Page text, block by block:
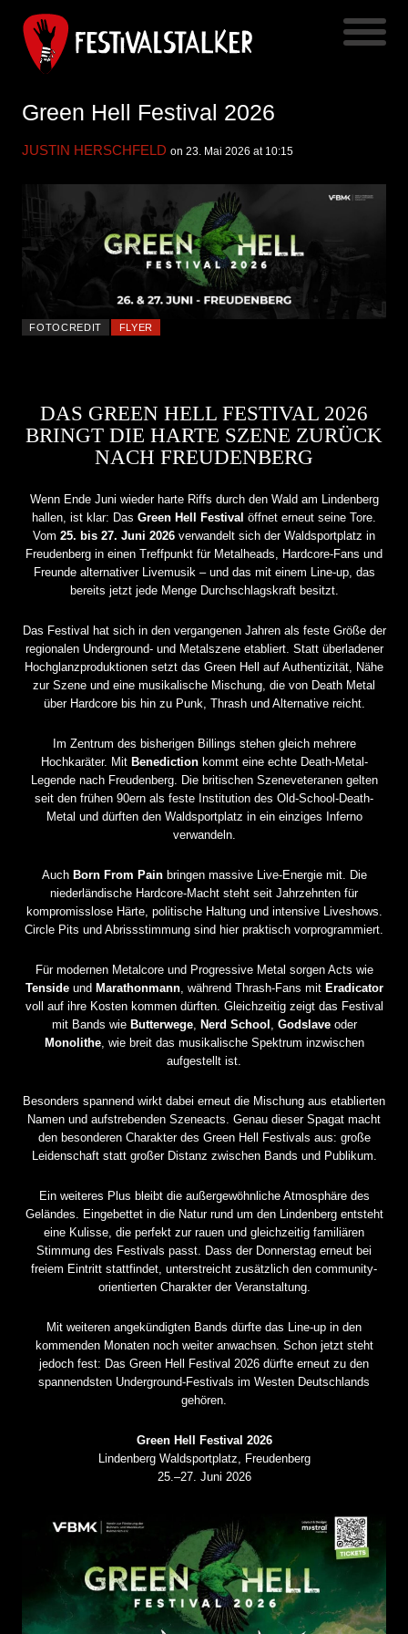
Green Hell Festival 2026
JUSTIN HERSCHFELD on 23. Mai 2026 at 10:15
FOTOCREDIT FLYER
DAS GREEN HELL FESTIVAL 2026
BRINGT DIE HARTE SZENE ZURÜCK
NACH FREUDENBERG
Wenn Ende Juni wieder harte Riffs durch den Wald am Lindenberg
hallen, ist klar: Das Green Hell Festival öffnet erneut seine Tore.
Vom 25. bis 27. Juni 2026 verwandelt sich der Waldsportplatz in
Freudenberg in einen Treffpunkt für Metalheads, Hardcore-Fans und
Freunde alternativer Livemusik – und das mit einem Line-up, das
bereits jetzt jede Menge Durchschlagskraft besitzt.
Das Festival hat sich in den vergangenen Jahren als feste Größe der
regionalen Underground- und Metalszene etabliert. Statt überladener
Hochglanzproduktionen setzt das Green Hell auf Authentizität, Nähe
zur Szene und eine musikalische Mischung, die von Death Metal
über Hardcore bis hin zu Punk, Thrash und Alternative reicht.
Im Zentrum des bisherigen Billings stehen gleich mehrere
Hochkaräter. Mit Benedictionkommt eine echte Death-Metal-
Legende nach Freudenberg. Die britischen Szeneveteranen gelten
seit den frühen 90ern als feste Institution des Old-School-Death-
Metal und dürften den Waldsportplatz in ein einziges Inferno
verwandeln.
Auch Born From Painbringen massive Live-Energie mit. Die
niederländische Hardcore-Macht steht seit Jahrzehnten für
kompromisslose Härte, politische Haltung und intensive Liveshows.
Circle Pits und Abrissstimmung sind hier praktisch vorprogrammiert.
Für modernen Metalcore und Progressive Metal sorgen Acts wie
Tensideund Marathonmann, während Thrash-Fans mit Eradicator
voll auf ihre Kosten kommen dürften. Gleichzeitig zeigt das Festival
mit Bands wie Butterwege, Nerd School , Godslaveoder
Monolithe, wie breit das musikalische Spektrum inzwischen
aufgestellt ist.
Besonders spannend wirkt dabei erneut die Mischung aus etablierten
Namen und aufstrebenden Szeneacts. Genau dieser Spagat macht
den besonderen Charakter des Green Hell Festivals aus: große
Leidenschaft statt großer Distanz zwischen Bands und Publikum.
Ein weiteres Plus bleibt die außergewöhnliche Atmosphäre des
Geländes. Eingebettet in die Natur rund um den Lindenberg entsteht
eine Kulisse, die perfekt zur rauen und gleichzeitig familiären
Stimmung des Festivals passt. Dass der Donnerstag erneut bei
freiem Eintritt stattfindet, unterstreicht zusätzlich den community-
orientierten Charakter der Veranstaltung.
Mit weiteren angekündigten Bands dürfte das Line-up in den
kommenden Monaten noch weiter anwachsen. Schon jetzt steht
jedoch fest: Das Green Hell Festival 2026 dürfte erneut zu den
spannendsten Underground-Festivals im Westen Deutschlands
gehören.
Green Hell Festival 2026
Lindenberg Waldsportplatz, Freudenberg
25.–27. Juni 2026